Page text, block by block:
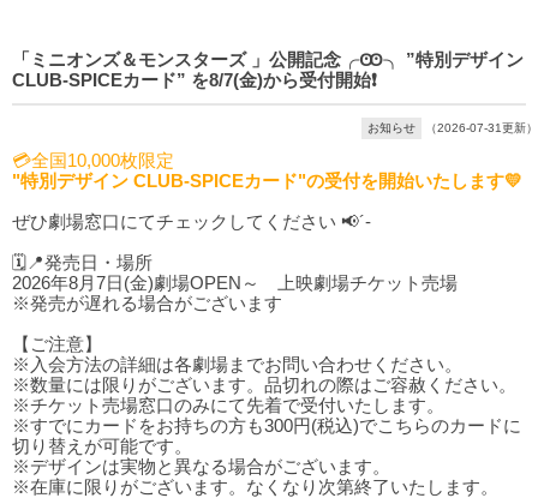
「ミニオンズ＆モンスターズ 」公開記念╭Ꙭ╮ ”特別デザイン
CLUB-SPICEカード” を8/7(金)から受付開始❗️
お知らせ （2026-07-31更新）
💳全国10,000枚限定
"特別デザイン CLUB-SPICEカード"の受付を開始いたします💛
ぜひ劇場窓口にてチェックしてください 📢´-
🗓️📍発売日・場所
2026年8月7日(金)劇場OPEN～ 上映劇場チケット売場
※発売が遅れる場合がございます
【ご注意】
※入会方法の詳細は各劇場までお問い合わせください。
※数量には限りがございます。品切れの際はご容赦ください。
※チケット売場窓口のみにて先着で受付いたします。
※すでにカードをお持ちの方も300円(税込)でこちらのカードに
切り替えが可能です。
※デザインは実物と異なる場合がございます。
※在庫に限りがございます。なくなり次第終了いたします。